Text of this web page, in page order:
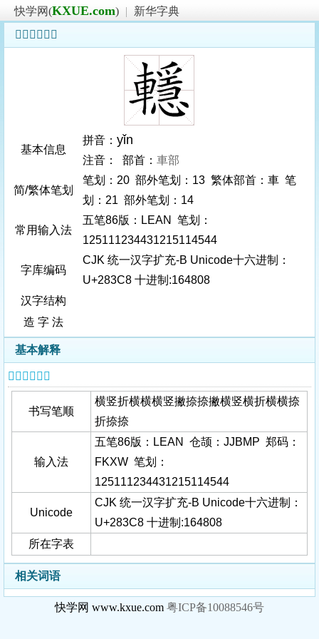
快学网(KXUE.com) |
新华字典
𨏈字基本信息
基本信息
拼音： yǐn
注音： 部首： 車部
简/繁体笔划
笔划：20 部外笔划：13 繁体部首：車 笔
划：21 部外笔划：14
常用输入法
五笔86版：LEAN 笔划：
125111234431215114544
字库编码
CJK 统一汉字扩充-B Unicode十六进制：
U+283C8 十进制:164808
汉字结构
造 字 法
基本解释
𨏈字基本信息
书写笔顺
横竖折横横横竖撇捺捺撇横竖横折横横捺
折捺捺
输入法
五笔86版：LEAN 仓颉：JJBMP 郑码：
FKXW 笔划：
125111234431215114544
Unicode
CJK 统一汉字扩充-B Unicode十六进制：
U+283C8 十进制:164808
所在字表
相关词语
快学网 www.kxue.com 粤ICP备10088546号